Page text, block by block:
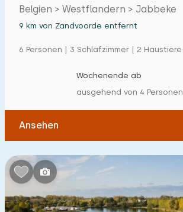
Küste
Belgien > Westflandern > Jabbeke
9 km von Zandvoorde entfernt
6 Personen | 3 Schlafzimmer | 2 Haustiere
Wochenende ab
ausgehend von 4 Personen
Ansehen